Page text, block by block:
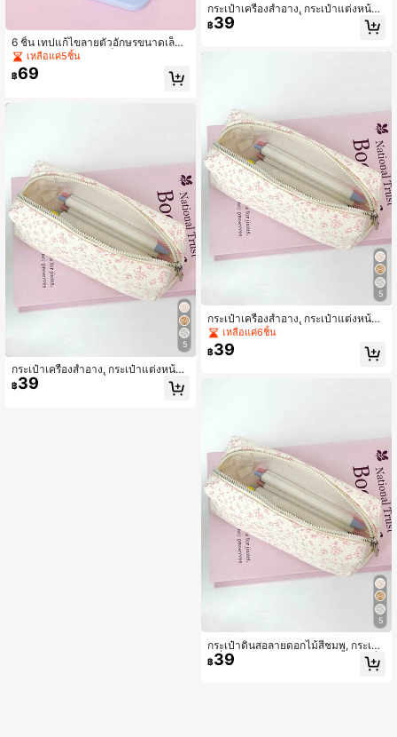
6 ชิ้น เทปแก้ไขลายตัวอักษรขนาดเล็กแ
บบพกพา, อุปกรณ์จำเป็นสำหรับการกลั
บไปโรงเรียน, สำหรับโรงเรียนและสำนัก
งาน, สีมาการอง, เครื่องเขียนส่วนตัวที่ส
เหลือแค่5ชิ้น
฿69
5
กระเป๋าเครื่องสำอาง, กระเป๋าแต่งหน้า,
กล่องดินสอ, กล่องเครื่องเขียน, กล่องดิน
สอนักเรียน, กล่องดินสอเด็กผู้หญิง, กล่อง
฿39
กระเป๋าเครื่องสำอาง, กระเป๋าแต่งหน้า,
กล่องดินสอ, กล่องเครื่องเขียน, กล่องดิน
สอนักเรียน, กล่องดินสอเด็กผู้หญิง, กล่อง
งเขียนเด็กผู้หญิงมัธยมปลาย, เครื่องเขีย
นนักศึกษามหาวิทยาลัย, เครื่องเขียนสำ
นักงาน, เครื่องเขียนของขวัญ, ของขวัญ
วันเกิด, ของขวัญเพื่อนสนิท, เครื่องเขียน
สไตล์ผู้หญิง, กล่องดินสอน่ารัก, กล่องดิน
สอผ้าแคนวาส, กล่องดินสอซิป, กระเป๋าเ
ครื่องสำอาง, กระเป๋าเก็บของ, กล่องดิน
สอหลายฟังก์ชัน, เครื่องเขียนที่น่าดึงดูด
ใจอย่างมาก, รีวิวเชิงบวก 1000+, กล่อ
งดินสอขายดี, เครื่องเขียนฤดูกลับโรงเรี
฿39
5
กระเป๋าเครื่องสำอาง, กระเป๋าแต่งหน้า,
กล่องดินสอ, กล่องเครื่องเขียน, กล่องดิน
สอนักเรียน, กล่องดินสอเด็กผู้หญิง, กล่อง
ดินสอความจุขนาดใหญ่, กล่องดินสอลา
นักงาน, เครื่องเขียนของขวัญ, ของขวัญ
วันเกิด, ของขวัญเพื่อนสนิท, เครื่องเขียน
สไตล์ผู้หญิง, กล่องดินสอน่ารัก, กล่องดิน
สอผ้าแคนวาส, กล่องดินสอซิป, กระเป๋าเ
ครื่องสำอาง, กระเป๋าเก็บของ, กล่องดิน
สอหลายฟังก์ชัน, เครื่องเขียน, รีวิว 100
0+, กล่องดินสอขายดี, เครื่องเขียนฤดูก
ลับโรงเรียน
เหลือแค่6ชิ้น
฿39
5
กระเป๋าดินสอลายดอกไม้สีชมพู, กระเป๋า
เครื่องเขียนผ้าแคนวาสน่ารักสำหรับเด็ก
ผู้หญิง, กระเป๋าเก็บของบนโต๊ะสวยงาม
฿39